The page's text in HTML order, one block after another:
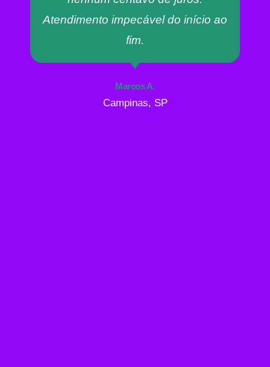
Atendimento impecável do início ao
fim.
Marcos A.
Campinas, SP